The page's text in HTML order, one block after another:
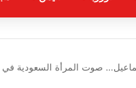
صوت المرأة السعودية في